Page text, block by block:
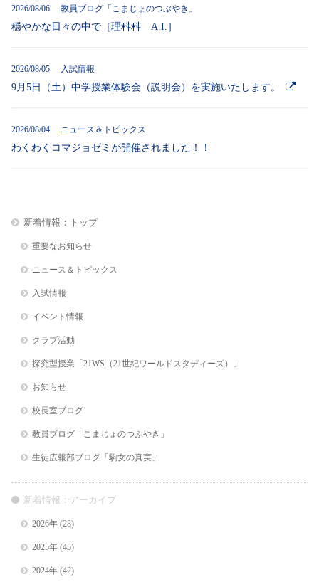
2026/08/06 教員ブログ「こまじょのつぶやき」
穏やかな日々の中で［理科科 A.I.］
2026/08/05 入試情報
9月5日（土）中学授業体験会（説明会）を実施いたします。
2026/08/04 ニュース＆トピックス
わくわくコマジョゼミが開催されました！！
新着情報：トップ
重要なお知らせ
ニュース＆トピックス
入試情報
イベント情報
クラブ活動
探究型授業「21WS（21世紀ワールドスタディーズ）」
お知らせ
校長室ブログ
教員ブログ「こまじょのつぶやき」
生徒広報部ブログ「駒女の真実」
新着情報：アーカイブ
2026年(28)
2025年(45)
2024年(42)